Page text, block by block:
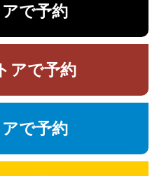
で予約
アで予約
で予約